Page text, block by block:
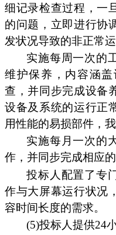
细记录检查过程，一
的问题，立即进行协
发状况导致的非正常运
实施每周一次的
维护保养，内容涵
查，并同步完成设备
设备及系统的运行正
用性能的易损部件，
实施每月一次的
作，并同步完成相应
投标人配置了专
作与大屏幕运行状况
容时间长度的需求。
(5)投标人提供24